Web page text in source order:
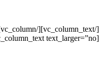
[vc_column_text text_larger=”no”]